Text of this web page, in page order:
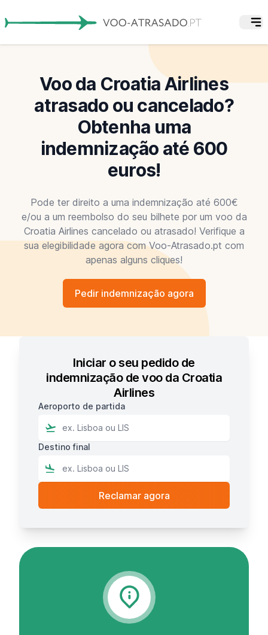
Voo da Croatia Airlines
atrasado ou cancelado?
Obtenha uma
indemnização até 600
euros!
Pode ter direito a uma indemnização até 600€
e/ou a um reembolso do seu bilhete por um voo da
Croatia Airlines cancelado ou atrasado! Verifique a
sua elegibilidade agora com Voo-Atrasado.pt com
apenas alguns cliques!
Pedir indemnização agora
Iniciar o seu pedido de
indemnização de voo da Croatia
Airlines
Aeroporto de partida
Destino final